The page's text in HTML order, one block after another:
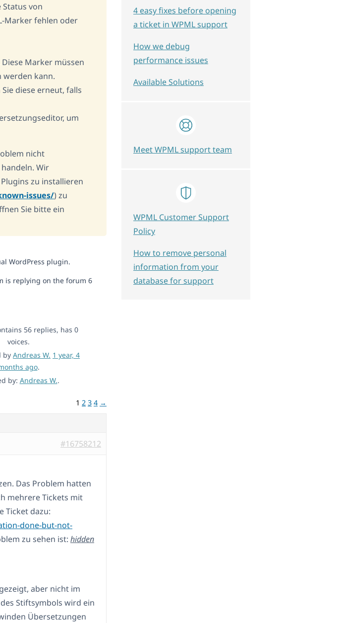
von
Marker fehlen oder
Marker müssen
werden kann.
diese erneut, falls
um
nicht
Wir
zu installieren
issues/) zu
Sie bitte ein
WordPress plugin.
is replying on the forum 6
56 replies, has 0
voices.
by Andreas W. 1 year, 4
ago.
by: Andreas W..
1 2 3 4 →
#16758212
Das Problem hatten
mehrere Tickets mit
Ticket dazu:
done-but-not-
zu sehen ist: hidden
aber nicht im
Stiftsymbols wird ein
Übersetzungen
4 easy fixes before opening
a ticket in WPML support
How we debug
performance issues
Available Solutions
Meet WPML support team
WPML Customer Support
Policy
How to remove personal
information from your
database for support